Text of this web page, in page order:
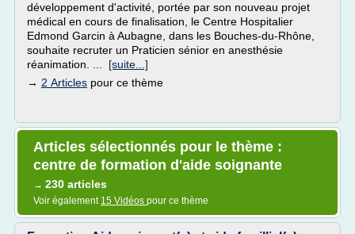
développement d'activité, portée par son nouveau projet
médical en cours de finalisation, le Centre Hospitalier
Edmond Garcin à Aubagne, dans les Bouches-du-Rhône,
souhaite recruter un Praticien sénior en anesthésie
réanimation. ... [suite...]
→ 2 Articles pour ce thème
Articles sélectionnés pour le thème :
centre de formation d'aide soignante
→ 230 articles
Voir également 15 Vidéos pour ce thème